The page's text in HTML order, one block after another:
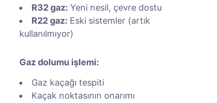
R32 gaz: Yeni nesil, çevre dostu
R22 gaz: Eski sistemler (artık
kullanılmıyor)
Gaz dolumu işlemi:
Gaz kaçağı tespiti
Kaçak noktasının onarımı